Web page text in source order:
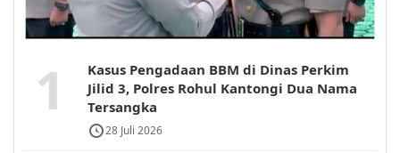
1
Kasus Pengadaan BBM di Dinas Perkim
Jilid 3, Polres Rohul Kantongi Dua Nama
Tersangka
28 Juli 2026